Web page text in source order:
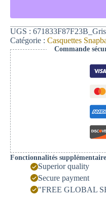
-
382ME
Noir
UGS :
Catégorie : Casquettes
Commande
Fonctionnalités
Superior quality
Secure payment
"FREE GLOBAL